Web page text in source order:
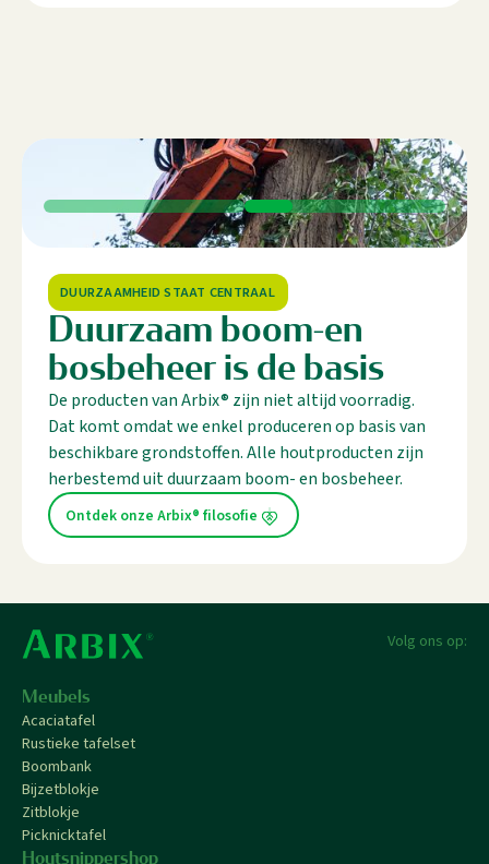
DUURZAAMHEID STAAT CENTRAAL
Duurzaam boom-en
bosbeheer is de basis
De producten van Arbix® zijn niet altijd voorradig.
Dat komt omdat we enkel produceren op basis van
beschikbare grondstoffen. Alle houtproducten zijn
herbestemd uit duurzaam boom- en bosbeheer.
Ontdek onze Arbix® filosofie
Volg ons op:
Meubels
Acaciatafel
Rustieke tafelset
Boombank
Bijzetblokje
Zitblokje
Picknicktafel
Houtsnippershop